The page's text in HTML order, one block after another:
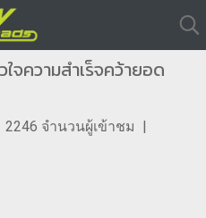
จความสำเร็จคว้ายอด
2246 จำนวนผู้เข้าชม |